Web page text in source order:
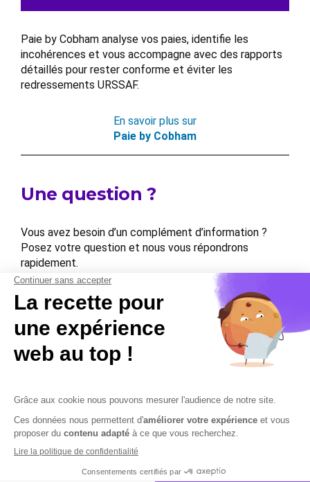
Paie by Cobham analyse vos paies, identifie les
incohérences et vous accompagne avec des rapports
détaillés pour rester conforme et éviter les
redressements URSSAF.
En savoir plus sur
Paie by Cobham
Une question ?
Vous avez besoin d’un complément d’information ?
Posez votre question et nous vous répondrons
rapidement.
Contactez-nous
Contactez-nous Mentions légales
Plan du site
Sécurisation des données
Conditions Générales de Vente et d’Utilisation
Copyright © 2026 Cobham Solutions | Logiciel de conformité et